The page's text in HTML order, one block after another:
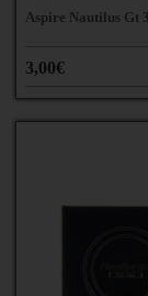
Aspire Nautilus Gt
3,00€